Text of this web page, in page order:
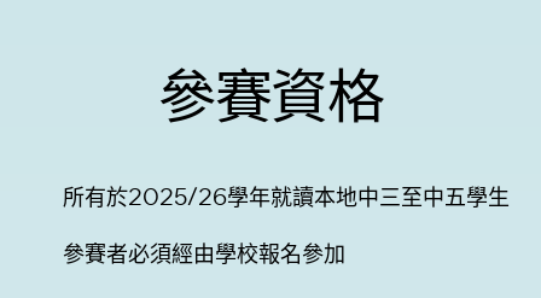
參賽資格
所有於2025/26學年就讀本地中三至中五學生
參賽者必須經由學校報名參加